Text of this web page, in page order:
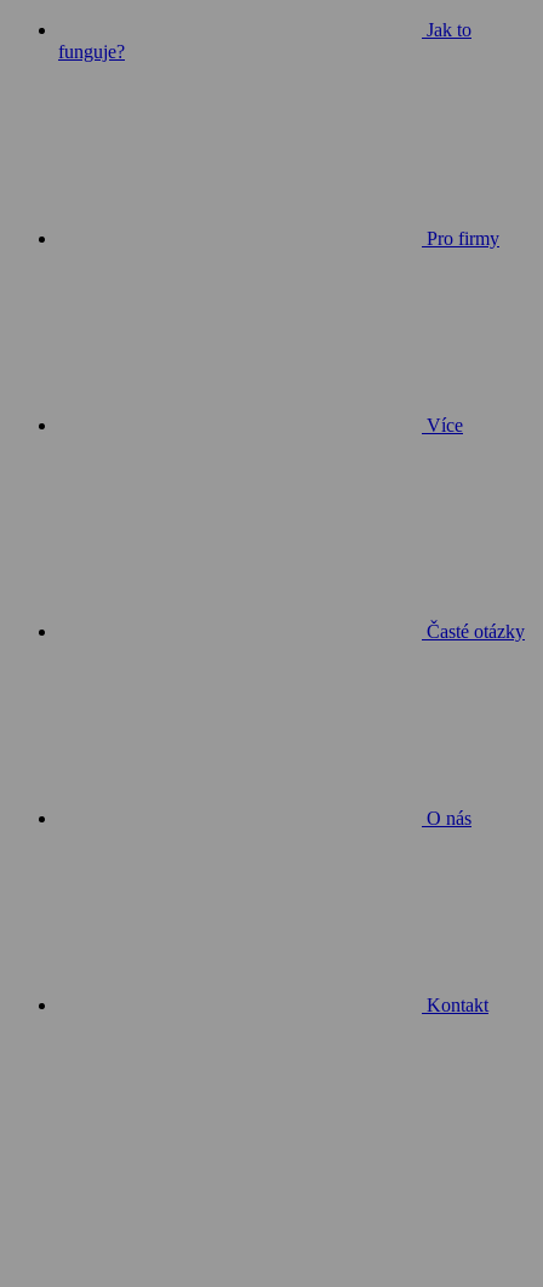
Jak to
funguje?
Pro firmy
Více
Časté otázky
O nás
Kontakt